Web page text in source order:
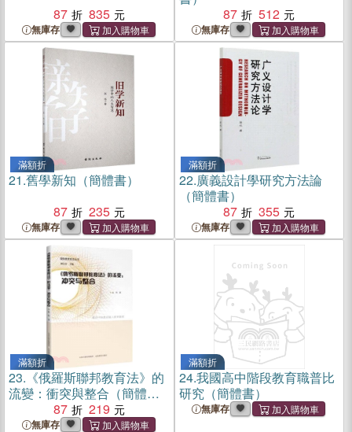
87 835
無庫存
87
512
無庫存
滿額折
21.舊學新知（簡體書）
87
235
無庫存
滿額折
22.廣義設計學研究方法論
（簡體書）
87
355
無庫存
滿額折
23. 《俄羅斯聯邦教育法》的
流變：衝突與整合（簡體
87 219
無庫存
滿額折
24.我國高中階段教育職普比
研究（簡體書）
無庫存